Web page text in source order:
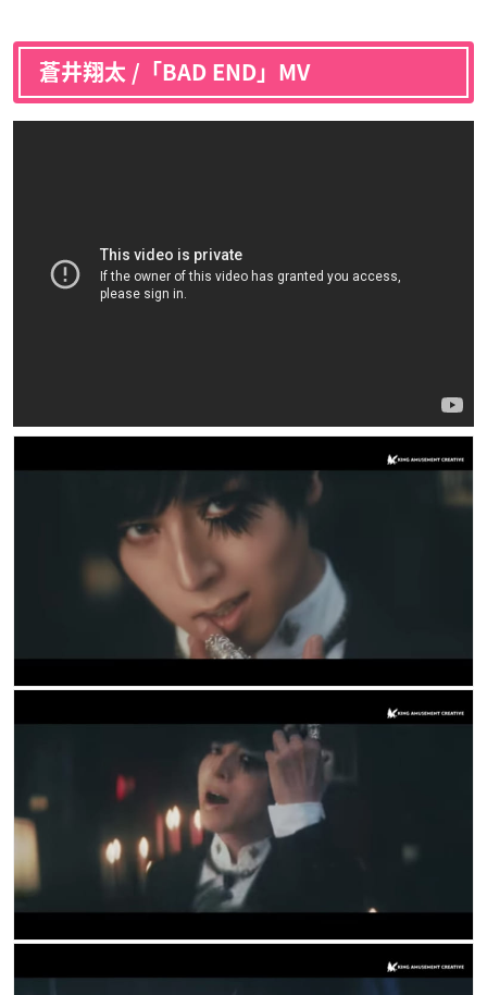
蒼井翔太 /「BAD END」MV